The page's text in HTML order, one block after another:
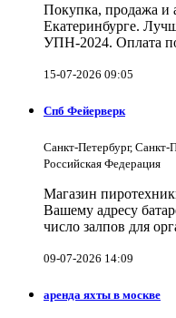
Покупка, продажа и
Екатеринбурге.
УПН-2024. Оплата
15-07-2026 09:05
Спб Фейерверк
Санкт-Петербург, Санкт-
Российская Федерация
Магазин
Вашему адресу
число залпов для
09-07-2026 14:09
аренда яхты в москве